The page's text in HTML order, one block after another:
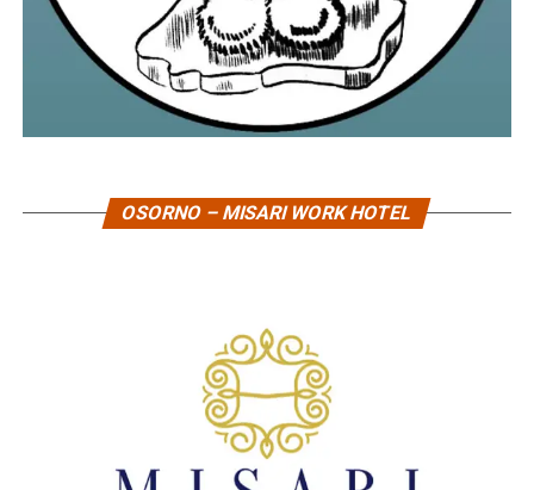
OSORNO – MISARI WORK HOTEL